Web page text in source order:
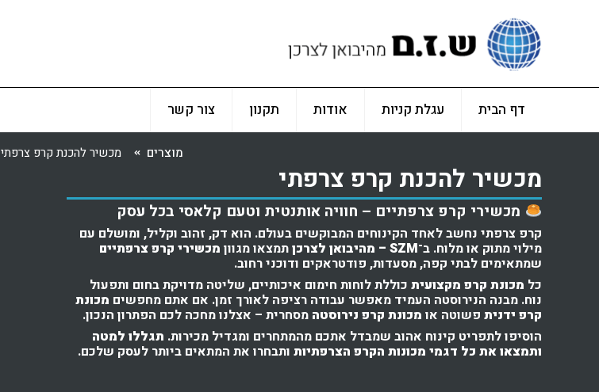
דף הבית עגלת קניות אודות תקנון צור קשר
מכשיר להכנת קרפ צרפתי מוצרים
מכשיר להכנת קרפ צרפתי
מכשירי קרפ צרפתיים – חוויה אותנטית וטעם קלאסי בכל עסק
קרפ צרפתי נחשב לאחד הקינוחים המבוקשים בעולם. הוא דק, זהוב וקליל, ומושלם עם
מילוי מתוק או מלוח. ב־SZM – מהיבואן לצרכן תמצאו מגוון מכשירי קרפ צרפתיים
שמתאימים לבתי קפה, מסעדות, פודטראקים ודוכני רחוב.
כל מכונת קרפ מקצועית כוללת לוחות חימום איכותיים, שליטה מדויקת בחום ותפעול
נוח. מבנה הנירוסטה העמיד מאפשר עבודה רציפה לאורך זמן. אם אתם מחפשים מכונת
קרפ ידנית פשוטה או מכונת קרפ נירוסטה מסחרית – אצלנו מחכה לכם הפתרון הנכון.
הוסיפו לתפריט קינוח אהוב שמבדל אתכם מהמתחרים ומגדיל מכירות. תגללו למטה
ותמצאו את כל דגמי מכונות הקרפ הצרפתיות ותבחרו את המתאים ביותר לעסק שלכם.